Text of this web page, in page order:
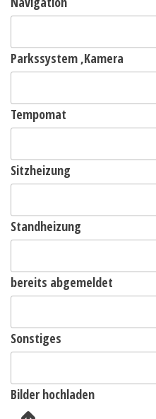
Parkssystem ,Kamera
Tempomat
Sitzheizung
Standheizung
bereits abgemeldet
Sonstiges
Bilder hochladen